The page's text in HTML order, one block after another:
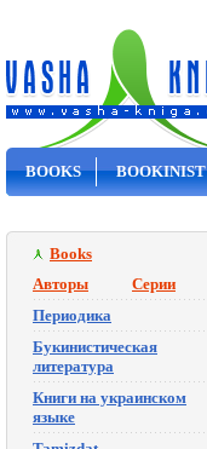
BOOKS BOOKINIST
Books
Авторы
Серии
Периодика
Букинистическая
литература
Книги на украинском
языке